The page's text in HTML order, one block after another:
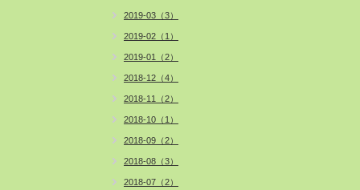
2019-03（3）
2019-02（1）
2019-01（2）
2018-12（4）
2018-11（2）
2018-10（1）
2018-09（2）
2018-08（3）
2018-07（2）